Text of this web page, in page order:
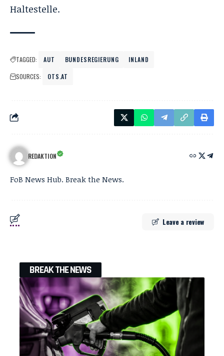
Haltestelle.
TAGGED: AUT BUNDESREGIERUNG
INLAND
SOURCES:
OTS.AT
REDAKTION
FoB News Hub. Break the News.
Leave a review
BREAK THE NEWS